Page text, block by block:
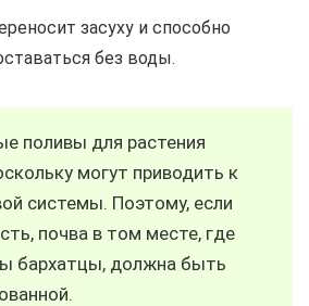
засуху и способно
без воды.
поливы для растения
могут приводить к
системы. Поэтому, если
почва в том месте, где
бархатцы, должна быть